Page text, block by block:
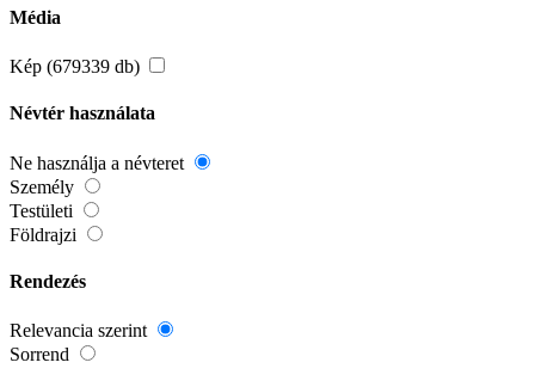
Média
Kép (679339 db)
Névtér használata
Ne használja a névteret
Személy
Testületi
Földrajzi
Rendezés
Relevancia szerint
Sorrend